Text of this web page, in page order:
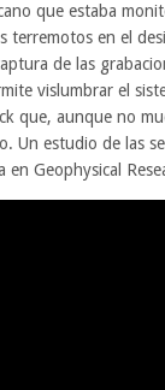
que estaba
terremotos en el
de las
vislumbrar el
que, aunque no
Un estudio de las
en Geophysical